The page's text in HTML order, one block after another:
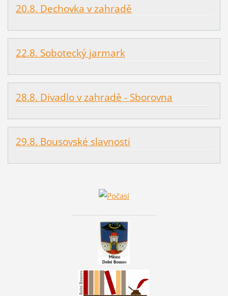
20.8. Dechovka v zahradě
22.8. Sobotecký jarmark
28.8. Divadlo v zahradě - Sborovna
29.8. Bousovské slavnosti